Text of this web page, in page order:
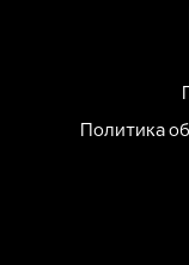
Политика